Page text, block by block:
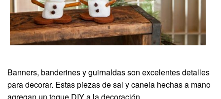
Banners, banderines y guirnaldas son excelentes detalles
para decorar. Estas piezas de sal y canela hechas a mano